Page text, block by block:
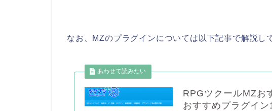
なお、MZのプラグインについては以下記事で解説し
RPGツクールMZお
おすすめプラグイン